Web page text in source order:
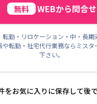
無料 WEBから問合せ
転勤・リロケーション・中・長
転勤・社宅代行業務ならミスタ
下さい。
をお気に入りに保存して後